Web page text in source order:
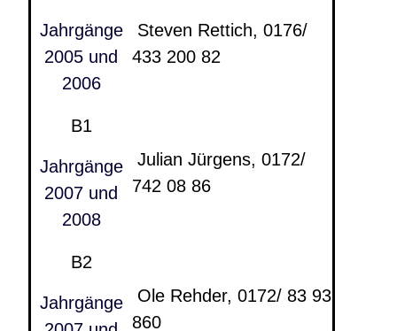
Jahrgänge
2005 und
2006
Steven Rettich, 0176/
433 200 82
B1
Jahrgänge
2007 und
2008
Julian Jürgens, 0172/
742 08 86
B2
Jahrgänge
Ole Rehder, 0172/ 83 93
860